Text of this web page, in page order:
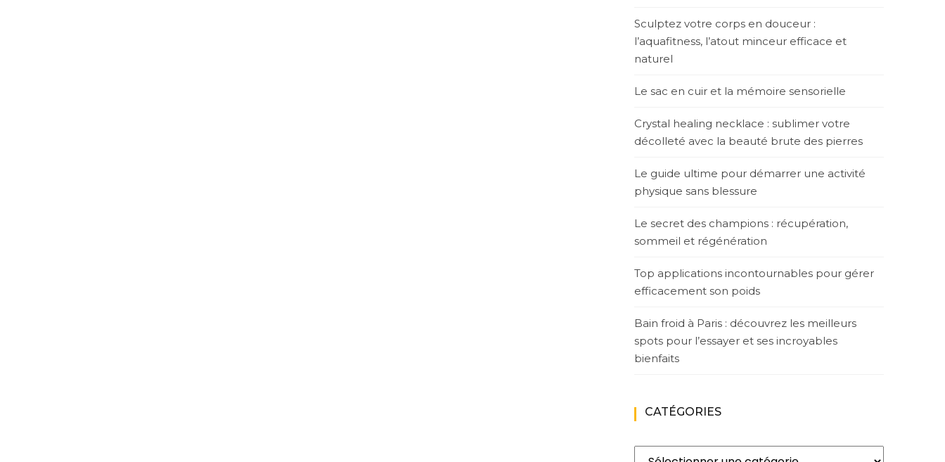
Sculptez votre corps en douceur :
l’aquafitness, l’atout minceur efficace et
naturel
Le sac en cuir et la mémoire sensorielle
Crystal healing necklace : sublimer votre
décolleté avec la beauté brute des pierres
Le guide ultime pour démarrer une activité
physique sans blessure
Le secret des champions : récupération,
sommeil et régénération
Top applications incontournables pour gérer
efficacement son poids
Bain froid à Paris : découvrez les meilleurs
spots pour l’essayer et ses incroyables
bienfaits
CATÉGORIES
Catégories